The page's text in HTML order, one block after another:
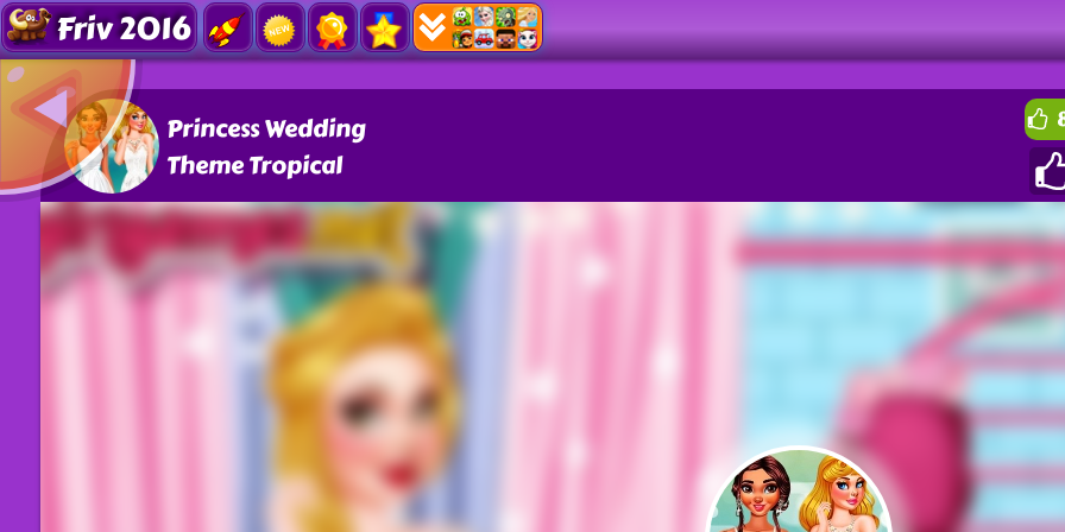
Friv 2016
Princess Wedding
Theme Tropical